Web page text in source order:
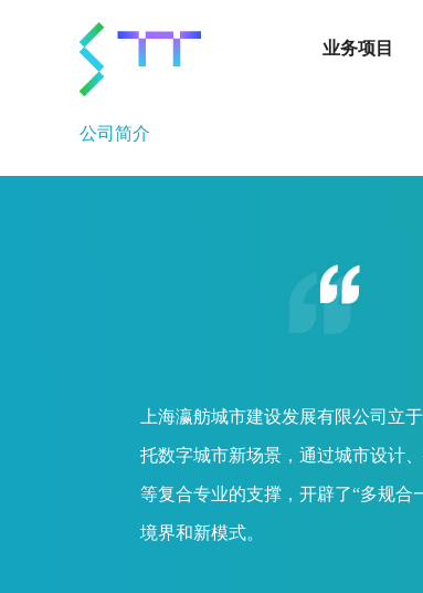
业务项目
公司简介
上海瀛舫城市建设发展有限公司立
托数字城市新场景，通过城市设计
等复合专业的支撑，开辟了“多规合
境界和新模式。